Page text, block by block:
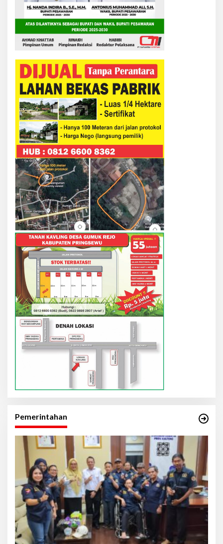
Pemerintahan